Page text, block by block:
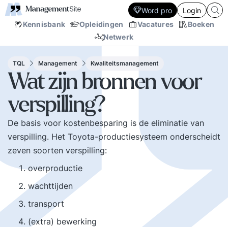
Kennisbank Opleidingen Vacatures
Boeken
Netwerk
Word pro Login
TQL Management Kwaliteitsmanagement
Wat zijn bronnen voor
verspilling?
De basis voor kostenbesparing is de eliminatie van
verspilling. Het Toyota-productiesysteem onderscheidt
zeven soorten verspilling:
overproductie
wachttijden
transport
(extra) bewerking